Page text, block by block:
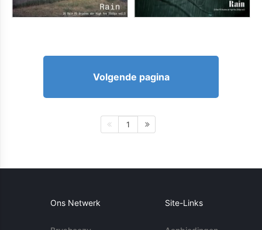
Volgende pagina
1
Ons Netwerk Site-Links